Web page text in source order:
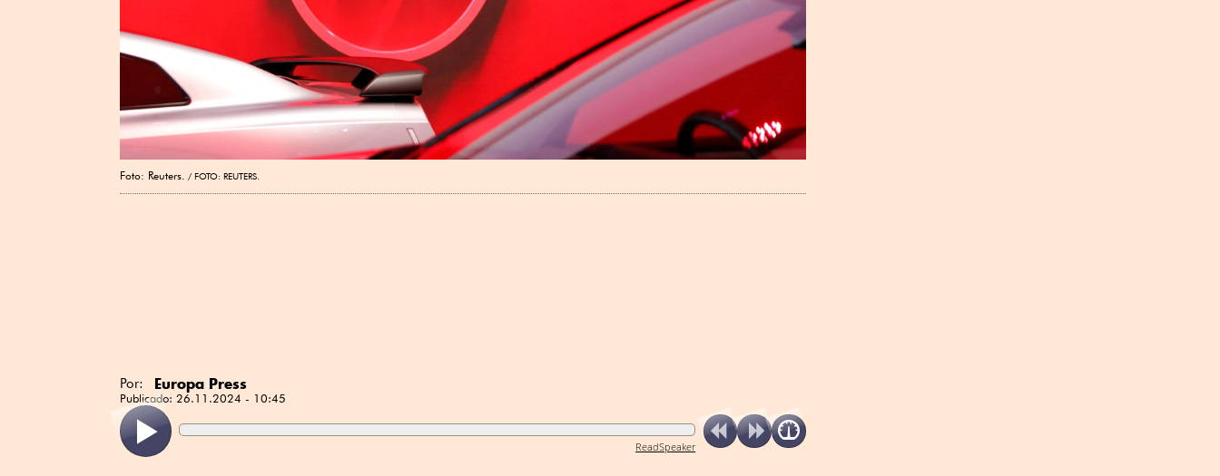
Foto: Reuters. FOTO: REUTERS.
Por: Europa Press
Publicado: 26.11.2024 - 10:45
ReadSpeaker